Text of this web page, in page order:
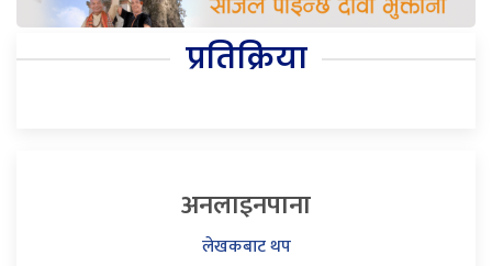
प्रतिक्रिया
अनलाइनपाना
लेखकबाट थप